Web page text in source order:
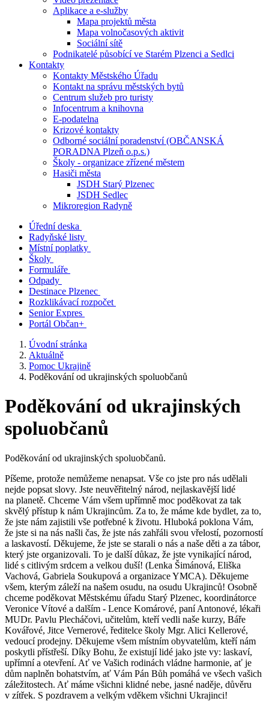
Aplikace a e-služby
Mapa projektů města
Mapa volnočasových aktivit
Sociální sítě
Podnikatelé působící ve Starém Plzenci a Sedlci
Kontakty
Kontakty Městského Úřadu
Kontakt na správu městských bytů
Centrum služeb pro turisty
Infocentrum a knihovna
E-podatelna
Krizové kontakty
Odborné sociální poradenství (OBČANSKÁ
PORADNA Plzeň o.p.s.)
Školy - organizace zřízené městem
Hasiči města
JSDH Starý Plzenec
JSDH Sedlec
Mikroregion Radyně
Úřední deska
Radyňské listy
Místní poplatky
Školy
Formuláře
Odpady
Destinace Plzenec
Rozklikávací rozpočet
Senior Expres
Portál Občan+
Úvodní stránka
Aktuálně
Pomoc Ukrajině
Poděkování od ukrajinských spoluobčanů
Poděkování od ukrajinských
spoluobčanů
Poděkování od ukrajinských spoluobčanů.
Píšeme, protože nemůžeme nenapsat. Vše co jste pro nás udělali
nejde popsat slovy. Jste neuvěřitelný národ, nejlaskavější lidé
na planetě. Chceme Vám všem upřímně moc poděkovat za tak
skvělý přístup k nám Ukrajincům. Za to, že máme kde bydlet, za to,
že jste nám zajistili vše potřebné k životu. Hluboká poklona Vám,
že jste si na nás našli čas, že jste nás zahřáli svou vřelostí, pozorností
a laskavostí. Děkujeme, že jste se starali o nás a naše děti a za tábor,
který jste organizovali. To je další důkaz, že jste vynikající národ,
lidé s citlivým srdcem a velkou duší! (Lenka Šimánová, Eliška
Vachová, Gabriela Soukupová a organizace YMCA). Děkujeme
všem, kterým záleží na našem osudu, na osudu Ukrajinců! Osobně
chceme poděkovat Městskému úřadu Starý Plzenec, koordinátorce
Veronice Vítové a dalším - Lence Komárové, paní Antonové, lékaři
MUDr. Pavlu Plecháčovi, učitelům, kteří vedli naše kurzy, Báře
Kovářové, Jitce Vernerové, ředitelce školy Mgr. Alici Kellerové,
vedoucí prodejny. Děkujeme všem místním obyvatelům, kteří nám
poskytli přístřeší. Díky Bohu, že existují lidé jako jste vy: laskaví,
upřímní a otevření. Ať ve Vašich rodinách vládne harmonie, ať je
dům naplněn bohatstvím, ať Vám Pán Bůh pomáhá ve všech vašich
záležitostech. Ať máme všichni klidné nebe, jasné naděje, důvěru
v zítřek. S pozdravem a velkým vděkem všichni Ukrajinci!